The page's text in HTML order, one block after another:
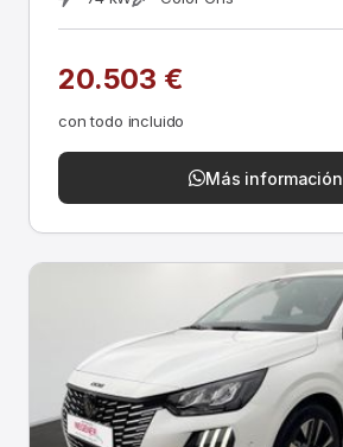
20.503 €
con todo incluido
Más información